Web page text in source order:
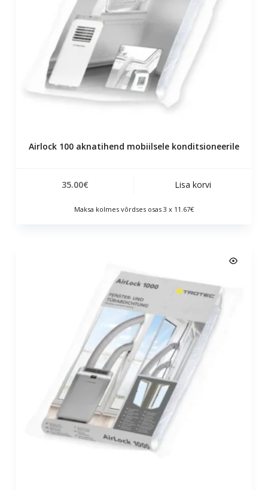
Airlock 100 aknatihend mobiilsele konditsioneerile
35.00€ Lisa korvi
Maksa kolmes võrdses osas 3 x 11.67€